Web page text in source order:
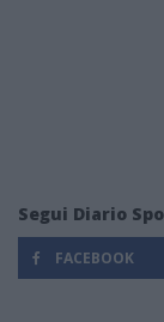
Segui Diario
FACEBOOK